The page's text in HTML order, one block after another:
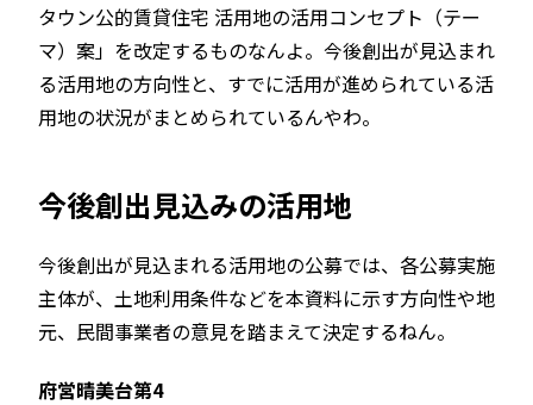
タウン公的賃貸住宅 活用地の活用コンセプト（テー
マ）案」を改定するものなんよ。今後創出が見込まれ
る活用地の方向性と、すでに活用が進められている活
用地の状況がまとめられているんやわ。
今後創出見込みの活用地
今後創出が見込まれる活用地の公募では、各公募実施
主体が、土地利用条件などを本資料に示す方向性や地
元、民間事業者の意見を踏まえて決定するねん。
府営晴美台第4